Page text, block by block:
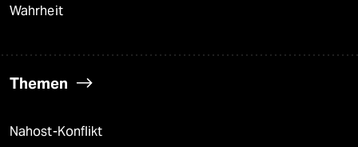
Wahrheit
Themen
Nahost-Konflikt